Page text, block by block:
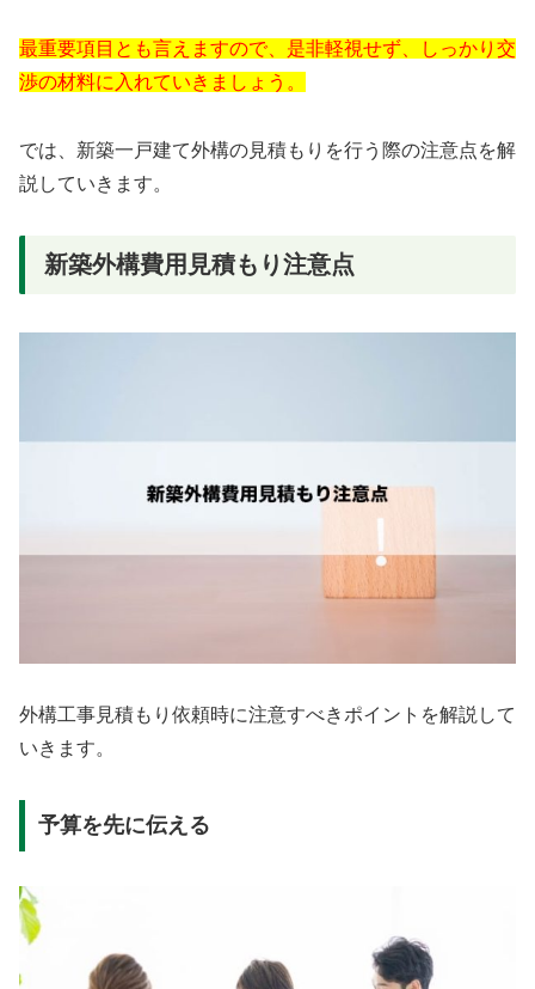
最重要項目とも言えますので、是非軽視せず、しっかり交
渉の材料に入れていきましょう。
では、新築一戸建て外構の見積もりを行う際の注意点を解
説していきます。
新築外構費用見積もり注意点
外構工事見積もり依頼時に注意すべきポイントを解説して
いきます。
予算を先に伝える